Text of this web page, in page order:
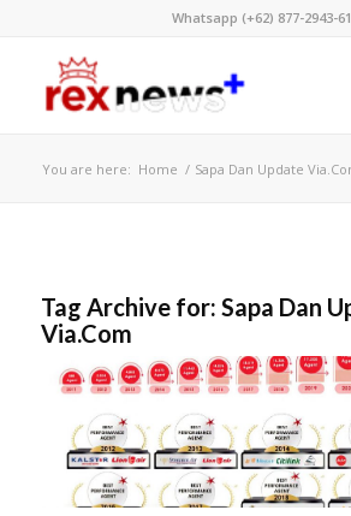
Whatsapp (+62) 877-2943-
You are here: Home / Sapa Dan Update
Tag Archive for: Sapa Dan
Via.Com